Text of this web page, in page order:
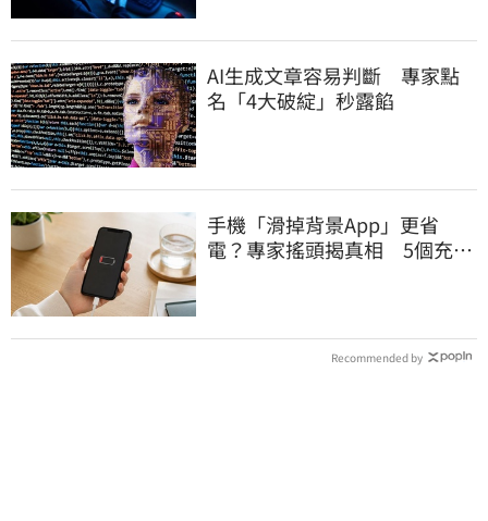
AI生成文章容易判斷 專家點
名「4大破綻」秒露餡
手機「滑掉背景App」更省
電？專家搖頭揭真相 5個充電
Recommended by